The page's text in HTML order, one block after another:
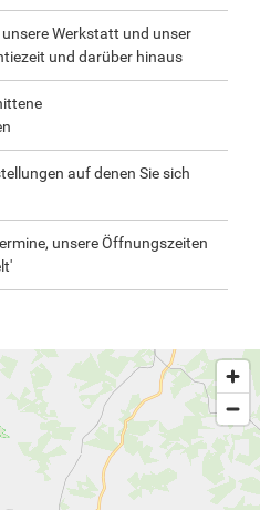
Werkstatt und unser
und darüber hinaus
auf denen Sie sich
unsere Öffnungszeiten